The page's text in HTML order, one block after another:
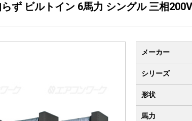
カセット
4方向
カセット2方向
カセット1方向
らず ビルトイン 6馬力 シングル 三相
メーカー
シリーズ
形状
馬力